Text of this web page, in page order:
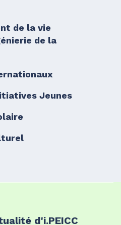
de la vie
de la
Jeunes
d'i.PEICC